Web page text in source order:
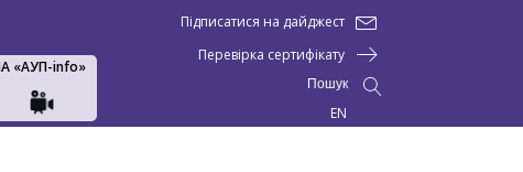
«АУП-info»
Підписатися на дайджест
Перевірка сертифікату
Пошук
EN